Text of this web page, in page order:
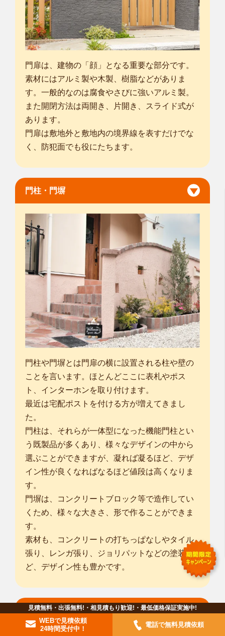
門扉は、建物の「顔」となる重要な部分です。
素材にはアルミ製や木製、樹脂などがありま
す。一般的なのは腐食やさびに強いアルミ製。
また開閉方法は両開き、片開き、スライド式が
あります。
門扉は敷地外と敷地内の境界線を表すだけでな
く、防犯面でも役にたちます。
門柱・門塀
門柱や門塀とは門扉の横に設置される柱や壁の
ことを言います。ほとんどここに表札やポス
ト、インターホンを取り付けます。
最近は宅配ポストを付ける方が増えてきまし
た。
門柱は、それらが一体型になった機能門柱とい
う既製品が多くあり、様々なデザインの中から
選ぶことができますが、凝れば凝るほど、デザ
イン性が良くなればなるほど値段は高くなりま
す。
門塀は、コンクリートブロック等で造作してい
くため、様々な大きさ、形で作ることができま
す。
素材も、コンクリートの打ちっぱなしやタイル
張り、レンガ張り、ジョリパットなどの塗装な
ど、デザイン性も豊かです。
フェンス・目隠しフェンス
見積無料・出張無料!・相見積もり歓迎!・最低価格保証実施中!
WEBで見積依頼
24時間受付中！
電話で無料見積依頼